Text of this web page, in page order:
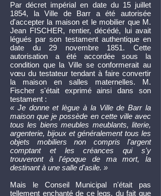
Par décret impérial en date du 15 juillet
1854, la Ville de Barr a été autorisée
d'accepter la maison et le mobilier que M.
Jean FISCHER, rentier, décédé, lui avait
légués par son testament authentique en
date du 29 novembre 1851. Cette
autorisation a été accordée sous la
condition que la Ville se conformerait au
vœu du testateur tendant à faire convertir
la maison en salles maternelles. M.
Fischer s'était exprimé ainsi dans son
testament :
« Je donne et lègue à la Ville de Barr la
maison que je possède en cette ville avec
tous les biens meubles meublants, literie,
argenterie, bijoux et généralement tous les
objets mobiliers non compris l'argent
comptant et les créances qui s'y
trouveront à l'époque de ma mort, la
destinant à une salle d'asile. »
Mais le Conseil Municipal n'était pas
tellement enchanté de ce legs, du fait que